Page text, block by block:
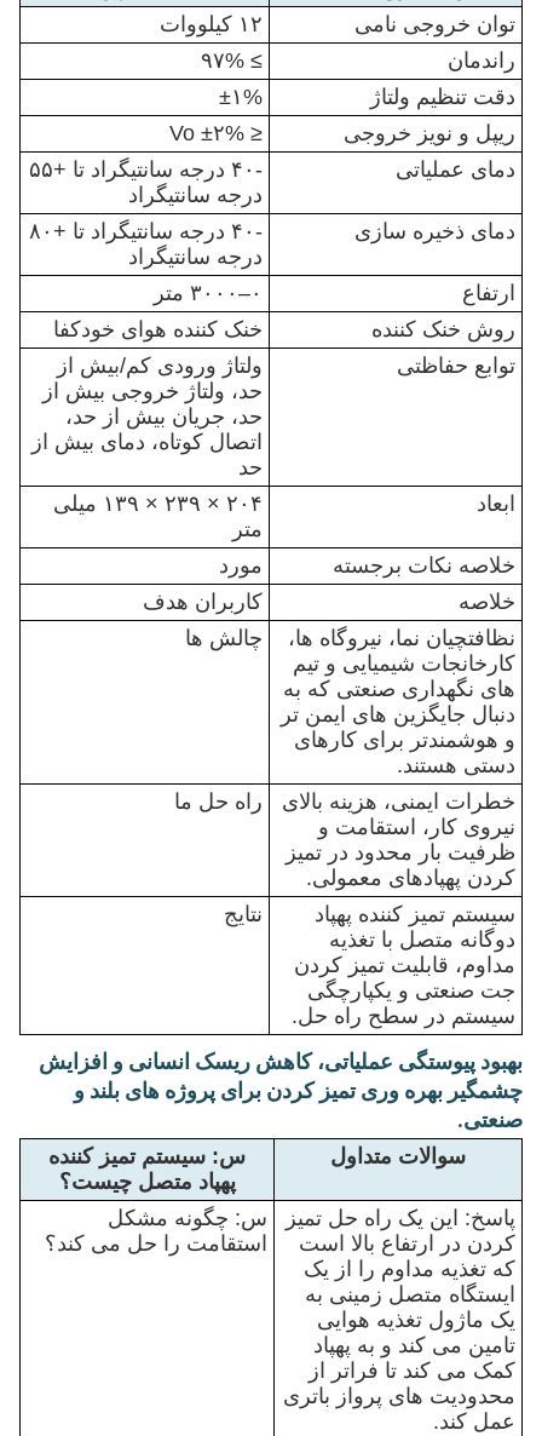
توان خروجی نامی
۱۲ کیلووات
راندمان
≥ ۹۷%
دقت تنظیم ولتاژ
±۱%
ریپل و نویز خروجی
≤ ±۲% Vo
دمای عملیاتی
-۴۰ درجه سانتیگراد تا +۵۵
درجه سانتیگراد
دمای ذخیره سازی
-۴۰ درجه سانتیگراد تا +۸۰
درجه سانتیگراد
ارتفاع
۰–۳۰۰۰ متر
روش خنک کننده
خنک کننده هوای خودکفا
توابع حفاظتی
ولتاژ ورودی کم/بیش از
حد، ولتاژ خروجی بیش از
حد، جریان بیش از حد،
اتصال کوتاه، دمای بیش از
حد
ابعاد
۲۰۴ × ۲۳۹ × ۱۳۹ میلی
متر
خلاصه نکات برجسته
مورد
خلاصه
کاربران هدف
نظافتچیان نما، نیروگاه ها،
کارخانجات شیمیایی و تیم
های نگهداری صنعتی که به
دنبال جایگزین های ایمن تر
و هوشمندتر برای کارهای
دستی هستند.
چالش ها
خطرات ایمنی، هزینه بالای
نیروی کار، استقامت و
ظرفیت بار محدود در تمیز
کردن پهپادهای معمولی.
راه حل ما
سیستم تمیز کننده پهپاد
دوگانه متصل با تغذیه
مداوم، قابلیت تمیز کردن
جت صنعتی و یکپارچگی
سیستم در سطح راه حل.
نتایج
بهبود پیوستگی عملیاتی، کاهش ریسک انسانی و افزایش
چشمگیر بهره وری تمیز کردن برای پروژه های بلند و
صنعتی.
سوالات متداول
س: سیستم تمیز کننده
پهپاد متصل چیست؟
پاسخ: این یک راه حل تمیز
کردن در ارتفاع بالا است
که تغذیه مداوم را از یک
ایستگاه متصل زمینی به
یک ماژول تغذیه هوایی
تامین می کند و به پهپاد
کمک می کند تا فراتر از
محدودیت های پرواز باتری
عمل کند.
س: چگونه مشکل
استقامت را حل می کند؟